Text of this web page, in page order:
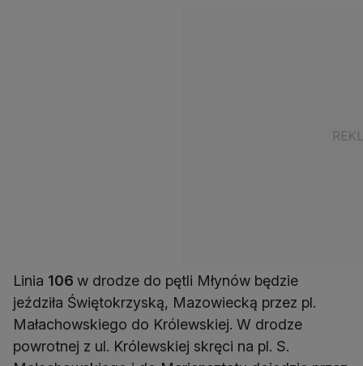
Linia 106 w drodze do pętli Młynów będzie
jeździła Świętokrzyską, Mazowiecką przez pl.
Małachowskiego do Królewskiej. W drodze
powrotnej z ul. Królewskiej skręci na pl. S.